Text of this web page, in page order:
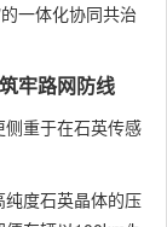
一体化协同共治
牢路网防线
重于在石英传感
度石英晶体的压